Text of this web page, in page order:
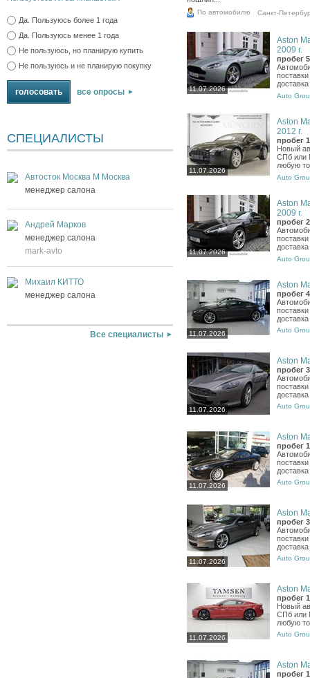
Да. Пользуюсь более 1 года
Да. Пользуюсь менее 1 года
Не пользуюсь, но планирую купить
Не пользуюсь и не планирую покупку
все опросы
СПЕЦИАЛИСТЫ
Автосток Москва М Москва
менеджер салона
Андрей Марков
менеджер салона
mark-avto
Михаил КИТТО
менеджер салона
Все специалисты
По автомобилю Санкт-
11.07.2026
Aston
2009 г.
пробег
Auto
11.07.2026
Aston
2012 г.
пробег
Новый
СПб или
любую
Auto
11.07.2026
Aston
2009 г.
пробег
Auto
11.07.2026
Aston
пробег
Auto
11.07.2026
Aston
пробег
Auto
11.07.2026
Aston
пробег
Auto
11.07.2026
Aston
пробег
Auto
11.07.2026
Aston
пробег
Новый
СПб или
любую
Auto
Aston
пробег